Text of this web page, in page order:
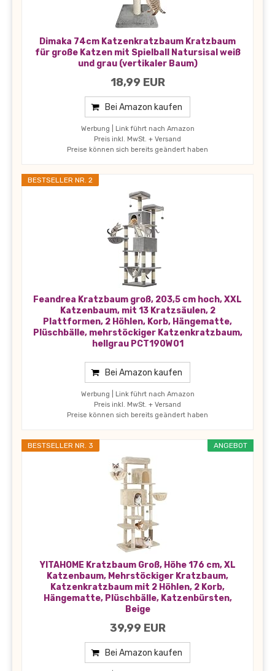
Dimaka 74cm Katzenkratzbaum Kratzbaum
für große Katzen mit Spielball Natursisal weiß
und grau (vertikaler Baum)
18,99 EUR
Bei Amazon kaufen
Werbung | Link führt nach Amazon
Preis inkl. MwSt. + Versand
Preise können sich bereits geändert haben
BESTSELLER NR. 2
Feandrea Kratzbaum groß, 203,5 cm hoch, XXL
Katzenbaum, mit 13 Kratzsäulen, 2
Plattformen, 2 Höhlen, Korb, Hängematte,
Plüschbälle, mehrstöckiger Katzenkratzbaum,
hellgrau PCT190W01
Bei Amazon kaufen
Werbung | Link führt nach Amazon
Preis inkl. MwSt. + Versand
Preise können sich bereits geändert haben
ANGEBOT
BESTSELLER NR. 3
YITAHOME Kratzbaum Groß, Höhe 176 cm, XL
Katzenbaum, Mehrstöckiger Kratzbaum,
Katzenkratzbaum mit 2 Höhlen, 2 Korb,
Hängematte, Plüschbälle, Katzenbürsten,
Beige
39,99 EUR
Bei Amazon kaufen